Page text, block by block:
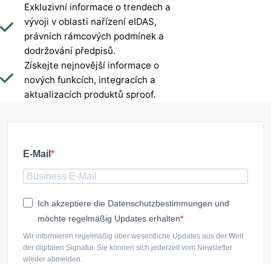
Exkluzivní informace o trendech a
vývoji v oblasti nařízení eIDAS,
právních rámcových podmínek a
dodržování předpisů.
Získejte nejnovější informace o
nových funkcích, integracích a
aktualizacích produktů sproof.
E-Mail
Ich akzeptiere die Datenschutzbestimmungen und
möchte regelmäßig Updates erhalten
Wir informieren regelmäßig über wesentliche Updates aus der Welt
der digitalen Signatur. Sie können sich jederzeit vom Newsletter
wieder abmelden.